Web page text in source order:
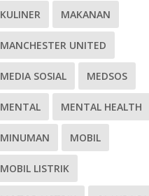
KULINER MAKANAN
MANCHESTER UNITED
MEDIA SOSIAL MEDSOS
MENTAL MENTAL HEALTH
MINUMAN MOBIL
MOBIL LISTRIK